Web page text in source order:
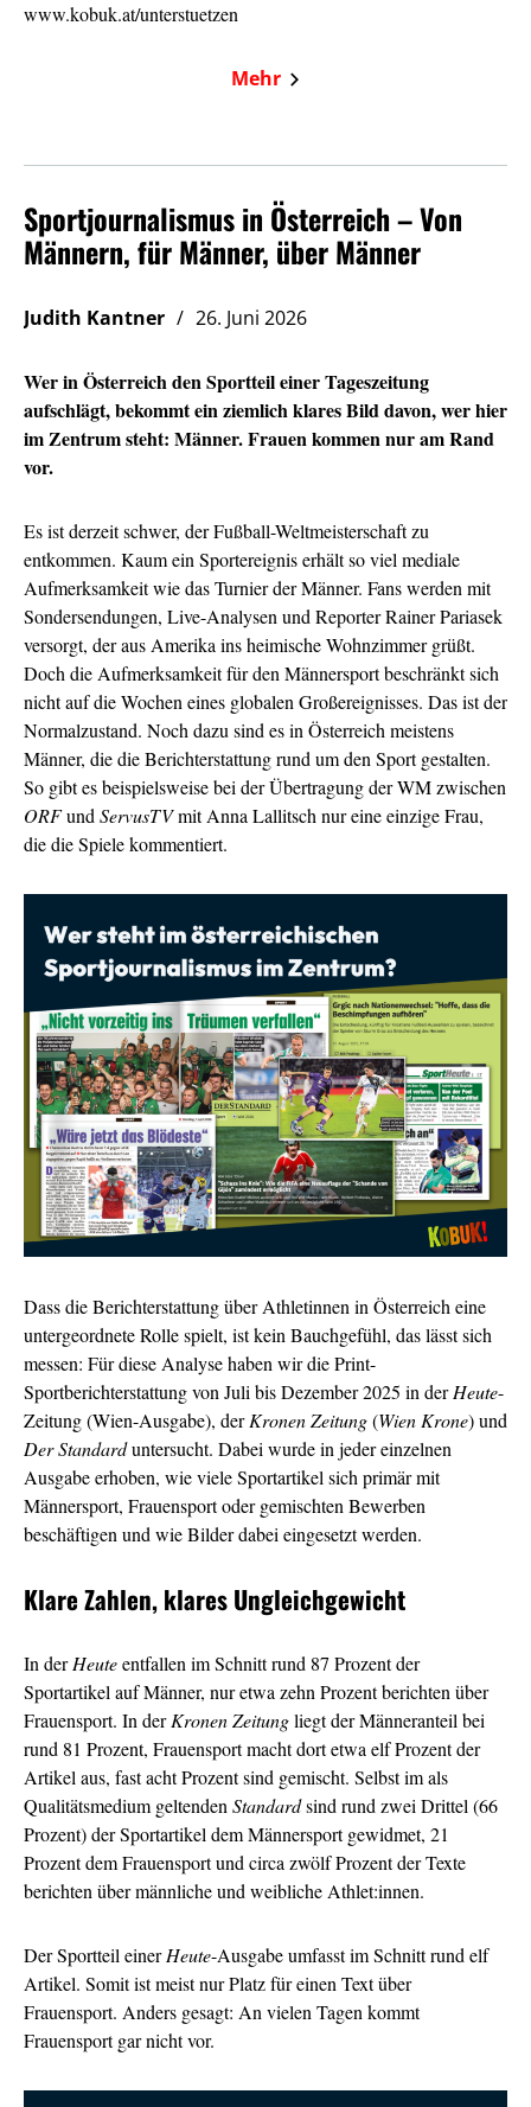
www.kobuk.at/unterstuetzen
Mehr
Sportjournalismus in Österreich – Von
Männern, für Männer, über Männer
Judith Kantner 26. Juni 2026
Wer in Österreich den Sportteil einer Tageszeitung
aufschlägt, bekommt ein ziemlich klares Bild davon, wer hier
im Zentrum steht: Männer. Frauen kommen nur am Rand
vor.
Es ist derzeit schwer, der Fußball-Weltmeisterschaft zu
entkommen. Kaum ein Sportereignis erhält so viel mediale
Aufmerksamkeit wie das Turnier der Männer. Fans werden mit
Sondersendungen, Live-Analysen und Reporter Rainer Pariasek
versorgt, der aus Amerika ins heimische Wohnzimmer grüßt.
Doch die Aufmerksamkeit für den Männersport beschränkt sich
nicht auf die Wochen eines globalen Großereignisses. Das ist der
Normalzustand. Noch dazu sind es in Österreich meistens
Männer, die die Berichterstattung rund um den Sport gestalten.
So gibt es beispielsweise bei der Übertragung der WM zwischen
ORFund ServusTVmit Anna Lallitsch nur eine einzige Frau,
die die Spiele kommentiert.
Dass die Berichterstattung über Athletinnen in Österreich eine
untergeordnete Rolle spielt, ist kein Bauchgefühl, das lässt sich
messen: Für diese Analyse haben wir die Print-
Sportberichterstattung von Juli bis Dezember 2025 in derHeute-
Zeitung (Wien-Ausgabe), derKronen Zeitung(Wien Krone) und
Der Standarduntersucht. Dabei wurde in jeder einzelnen
Ausgabe erhoben, wie viele Sportartikel sich primär mit
Männersport, Frauensport oder gemischten Bewerben
beschäftigen undwie Bilder dabei eingesetzt werden.
Klare Zahlen, klares Ungleichgewicht
In derHeuteentfallen im Schnitt rund 87 Prozent der
Sportartikel auf Männer, nur etwa zehn Prozent berichten über
Frauensport. In derKronen Zeitungliegt der Männeranteil bei
rund 81 Prozent, Frauensport macht dort etwa elf Prozent der
Artikel aus, fast acht Prozent sind gemischt. Selbst im als
Qualitätsmedium geltendenStandardsind rund zwei Drittel (66
Prozent) der Sportartikel dem Männersport gewidmet, 21
Prozent dem Frauensport und circa zwölf Prozent der Texte
berichten über männliche und weibliche Athlet:innen.
Der Sportteil einerHeute-Ausgabe umfasst im Schnitt rund elf
Artikel. Somit ist meist nur Platz für einen Text über
Frauensport. Anders gesagt: An vielen Tagen kommt
Frauensport gar nicht vor.